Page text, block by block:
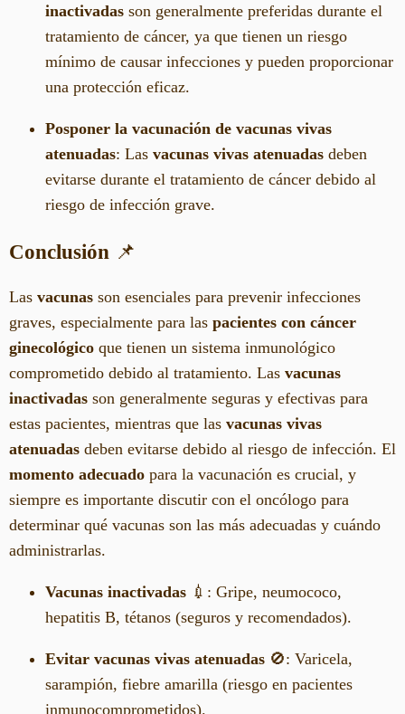
inactivadas son generalmente preferidas durante el
tratamiento de cáncer, ya que tienen un riesgo
mínimo de causar infecciones y pueden proporcionar
una protección eficaz.
Posponer la vacunación de vacunas vivas
atenuadas: Las vacunas vivas atenuadas deben
evitarse durante el tratamiento de cáncer debido al
riesgo de infección grave.
Conclusión 📌
Las vacunas son esenciales para prevenir infecciones
graves, especialmente para las pacientes con cáncer
ginecológico que tienen un sistema inmunológico
comprometido debido al tratamiento. Las vacunas
inactivadas son generalmente seguras y efectivas para
estas pacientes, mientras que las vacunas vivas
atenuadas deben evitarse debido al riesgo de infección. El
momento adecuado para la vacunación es crucial, y
siempre es importante discutir con el oncólogo para
determinar qué vacunas son las más adecuadas y cuándo
administrarlas.
Vacunas inactivadas 💉: Gripe, neumococo,
hepatitis B, tétanos (seguros y recomendados).
Evitar vacunas vivas atenuadas 🚫: Varicela,
sarampión, fiebre amarilla (riesgo en pacientes
inmunocomprometidos).